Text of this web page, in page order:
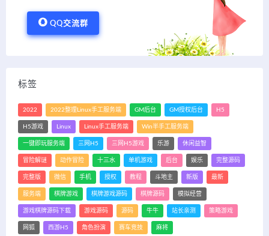
QQ交流群
标签
2022 2022整理Linux手工服务端 GM后台 GM授权后台 H5
H5游戏 Linux Linux手工服务端 Win半手工服务端
一键即玩服务端 三网H5 三网H5游戏 乐游 休闲益智
冒险解谜 动作冒险 十三水 单机游戏 后台 娱乐 完整源码
完整版 微信 手机 授权 教程 斗地主 新版 最新
服务端 棋牌游戏 棋牌游戏源码 棋牌源码 模拟经营
游戏棋牌源码下载 游戏源码 源码 牛牛 站长亲测 策略游戏
网狐 西游H5 角色扮演 赛车竞技 麻将